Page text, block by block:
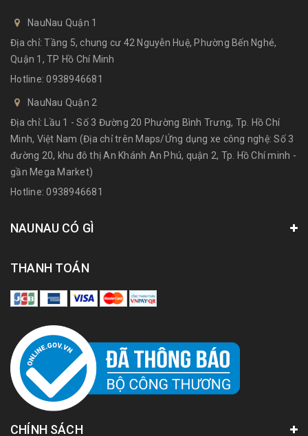
NauNau Quận 1
Địa chỉ: Tầng 5, chung cư 42 Nguyễn Huệ, Phường Bến Nghé,
Quận 1, TP Hồ Chí Minh
Hotline:0938946681
NauNau Quận 2
Địa chỉ: Lầu 1 - Số 3 Đường 20 Phường Bình Trưng, Tp. Hồ Chí
Minh, Việt Nam (Địa chỉ trên Maps/Ứng dụng xe công nghệ: Số 3
đường 20, khu đô thị An Khánh An Phú, quận 2, Tp. Hồ Chí minh -
gần Mega Market)
Hotline:0938946681
NAUNAU CÓ GÌ
THANH TOÁN
CHÍNH SÁCH